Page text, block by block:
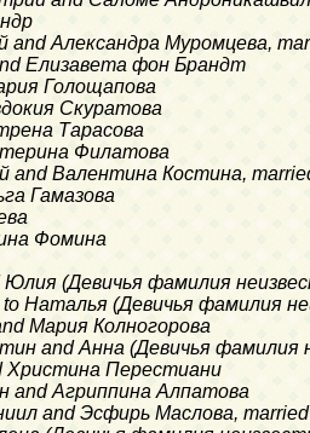
and Александра Муромцева,
Елизавета фон Брандт
Голощапова
Скуратова
Тарасова
Филатова
and Валентина Костина,
Гамазова
Фомина
Юлия (Девичья фамилия
to Наталья (Девичья фамилия
Мария Колногорова
and Анна (Девичья фамилия
Христина Перестиани
and Агриппина Алпатова
and Эсфирь Маслова,